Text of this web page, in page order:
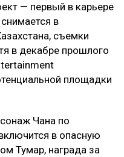
— первый в карьере
в
съемки
в декабре прошлого
площадки
Чана по
в опасную
Тумар, награда за